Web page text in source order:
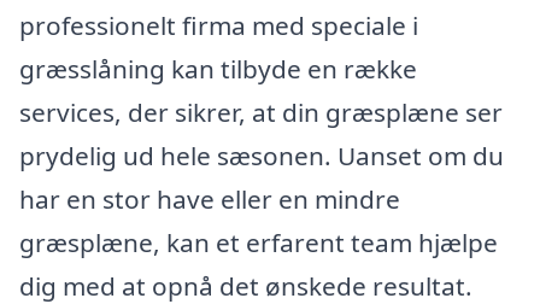
professionelt firma med speciale i
græsslåning kan tilbyde en række
services, der sikrer, at din græsplæne ser
prydelig ud hele sæsonen. Uanset om du
har en stor have eller en mindre
græsplæne, kan et erfarent team hjælpe
dig med at opnå det ønskede resultat.